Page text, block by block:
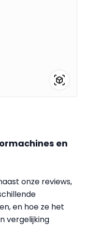
en
onze reviews,
en hoe ze het
vergelijking